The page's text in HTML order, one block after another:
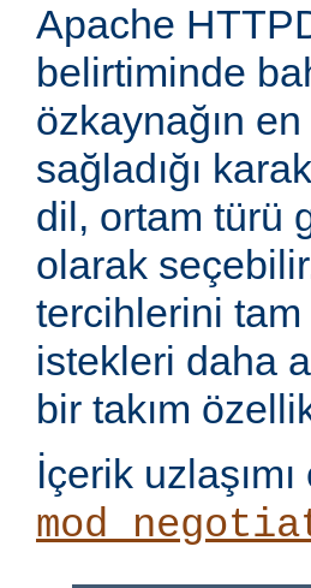
Apache
belirtiminde
özkaynağın
sağladığı
dil, ortam türü
olarak seçebilir.
tercihlerini tam
istekleri daha
bir takım
İçerik